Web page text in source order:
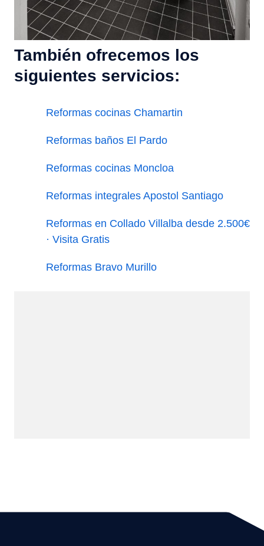
También ofrecemos los
siguientes servicios:
Reformas cocinas Chamartin
Reformas baños El Pardo
Reformas cocinas Moncloa
Reformas integrales Apostol Santiago
Reformas en Collado Villalba desde 2.500€
· Visita Gratis
Reformas Bravo Murillo